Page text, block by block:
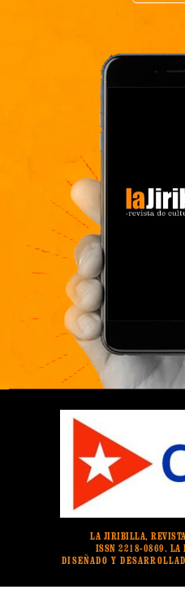
LA JIRIBILLA, REVISTA
ISSN 2218-0869. LA
DISEÑADO Y